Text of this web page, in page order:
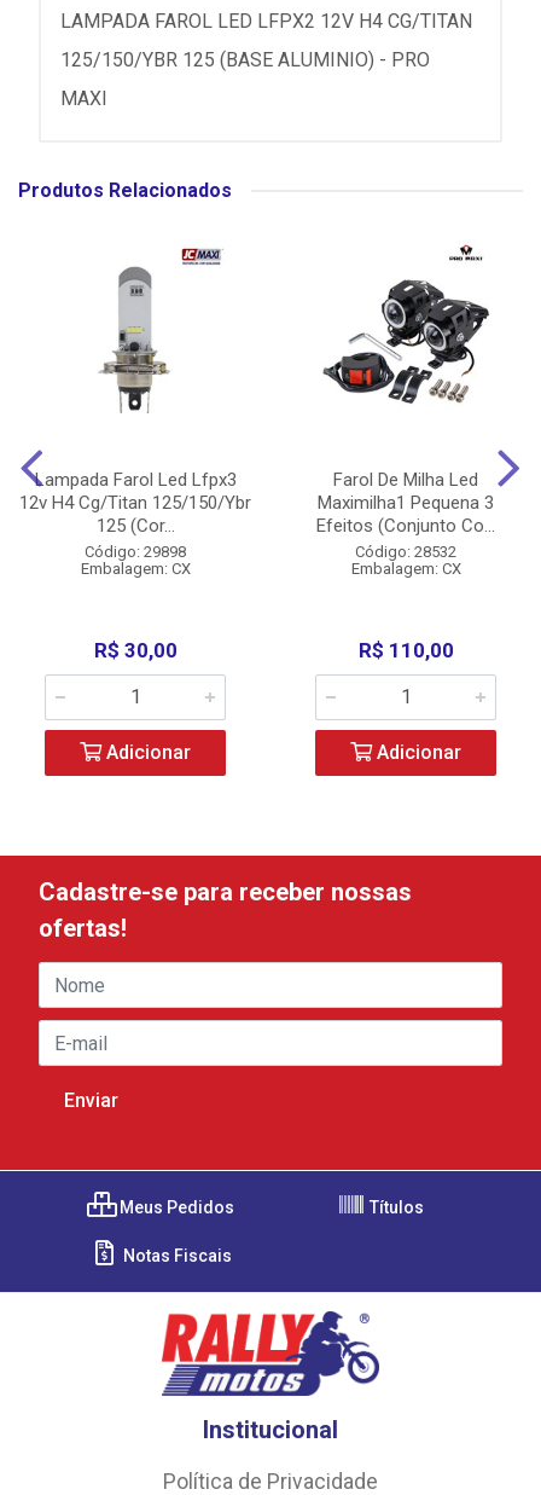
LAMPADA FAROL LED LFPX2 12V H4 CG/TITAN
125/150/YBR 125 (BASE ALUMINIO) - PRO
MAXI
Produtos Relacionados
Lampada Farol Led Lfpx3
12v H4 Cg/Titan 125/150/Ybr
125 (Cor...
Código: 29898
Embalagem: CX
R$ 30,00
Adicionar
Farol De Milha Led
Maximilha1 Pequena 3
Efeitos (Conjunto Co...
Código: 28532
Embalagem: CX
R$ 110,00
Adicionar
Cadastre-se para receber nossas
ofertas!
Meus Pedidos Títulos
Notas Fiscais
Institucional
Política de Privacidade